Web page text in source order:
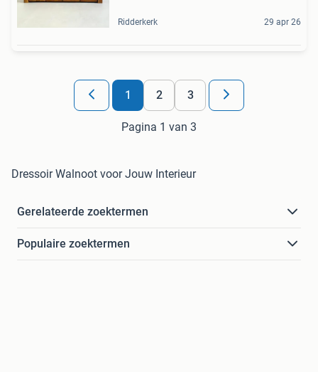
Ridderkerk 29 apr 26
1 2 3
Pagina 1 van 3
Dressoir Walnoot voor Jouw Interieur
Gerelateerde zoektermen
Populaire zoektermen